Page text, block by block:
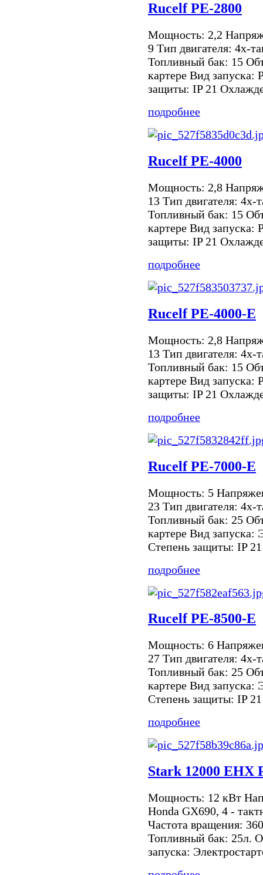
Rucelf PE-2800
Мощность: 2,2
9 Тип двигателя: 4х-
Топливный бак: 15
картере Вид запуска:
защиты: IP 21
подробнее
Rucelf PE-4000
Мощность: 2,8
13 Тип двигателя: 4х-
Топливный бак: 15
картере Вид запуска:
защиты: IP 21
подробнее
Rucelf PE-4000-E
Мощность: 2,8
13 Тип двигателя: 4х-
Топливный бак: 15
картере Вид запуска:
защиты: IP 21
подробнее
Rucelf PE-7000-E
Мощность: 5
23 Тип двигателя: 4х-
Топливный бак: 25
картере Вид запуска:
Степень защиты: IP
подробнее
Rucelf PE-8500-E
Мощность: 6
27 Тип двигателя: 4х-
Топливный бак: 25
картере Вид запуска:
Степень защиты: IP
подробнее
Stark 12000 EHX
Мощность: 12 кВт
Honda GX690, 4 -
Частота вращения:
Топливный бак: 25л.
запуска: